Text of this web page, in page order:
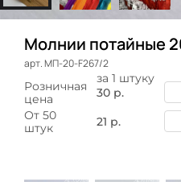
Молнии потайные
арт. МП-20-F267/2
за 1 штуку
Розничная
цена
30 р.
От 50
штук
21 р.